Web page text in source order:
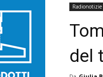
Radionotizie
del